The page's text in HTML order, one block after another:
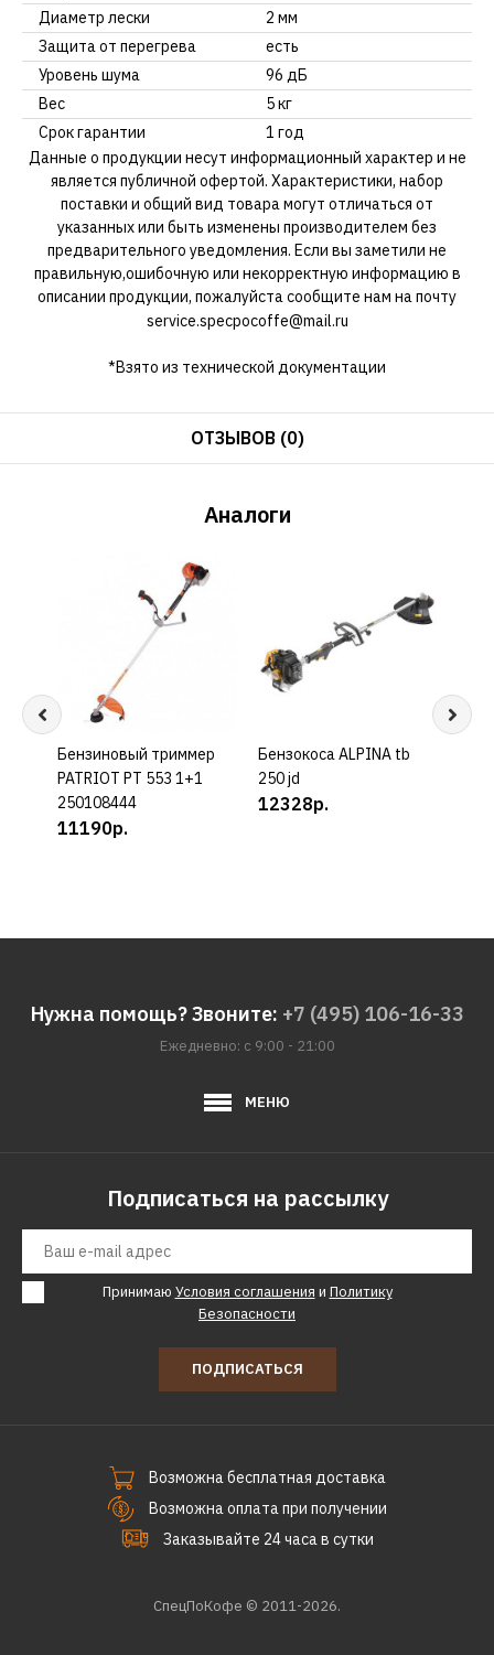
Диаметр лески
2 мм
Защита от перегрева
есть
Уровень шума
96 дБ
Вес
5 кг
Срок гарантии
1 год
Данные о продукции несут информационный характер и не
является публичной офертой. Характеристики, набор
поставки и общий вид товара могут отличаться от
указанных или быть изменены производителем без
предварительного уведомления. Если вы заметили не
правильную,ошибочную или некорректную информацию в
описании продукции, пожалуйста сообщите нам на почту
service.specpocoffe@mail.ru
*Взято из технической документации
ОТЗЫВОВ (0)
Аналоги
КУПИТЬ
Бензиновый триммер
PATRIOT PT 553 1+1
250108444
11190р.
КУПИТЬ
Бензокоса ALPINA tb
250 jd
12328р.
Нужна помощь? Звоните: +7 (495) 106-16-33
Ежедневно: с 9:00 - 21:00
МЕНЮ
Подписаться на рассылку
Принимаю Условия соглашения и Политику
Безопасности
ПОДПИСАТЬСЯ
Возможна бесплатная доставка
Возможна оплата при получении
Заказывайте 24 часа в сутки
СпецПоКофе © 2011-2026.